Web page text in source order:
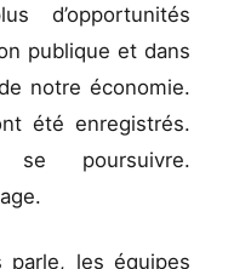
d’opportunités
publique et dans
notre économie.
été enregistrés.
poursuivre.
les équipes